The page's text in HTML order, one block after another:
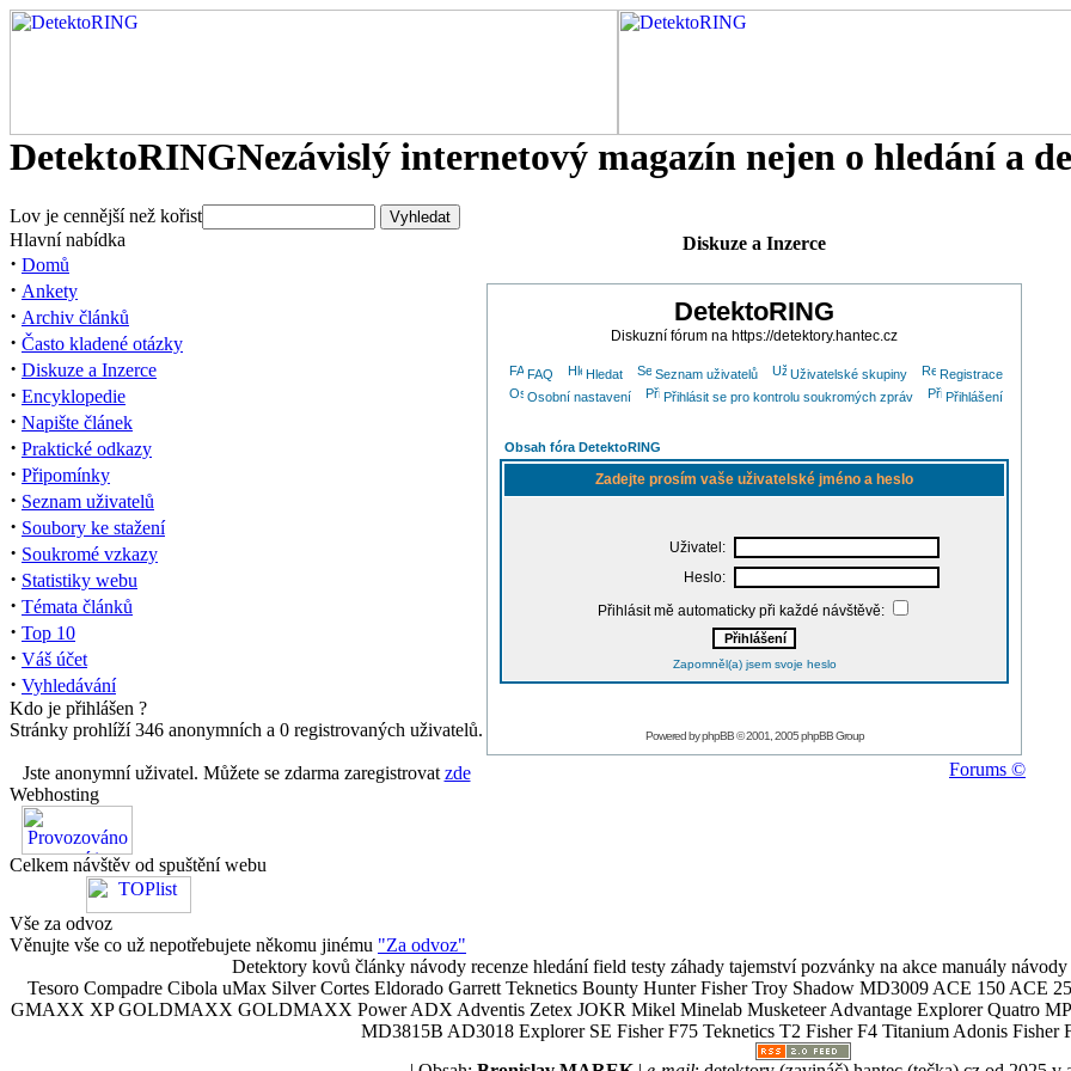
DetektoRINGNezávislý internetový magazín nejen o hledání a
Lov je cennější než kořist
Hlavní nabídka
· Domů
· Ankety
· Archiv článků
· Často kladené otázky
· Diskuze a Inzerce
· Encyklopedie
· Napište článek
· Praktické odkazy
· Připomínky
· Seznam uživatelů
· Soubory ke stažení
· Soukromé vzkazy
· Statistiky webu
· Témata článků
· Top 10
· Váš účet
· Vyhledávání
Kdo je přihlášen ?
Stránky prohlíží 346 anonymních a 0 registrovaných uživatelů.
Jste anonymní uživatel. Můžete se zdarma zaregistrovat zde
Webhosting
Celkem návštěv od spuštění webu
Vše za odvoz
Věnujte vše co už nepotřebujete někomu jinému "Za odvoz"
Diskuze a Inzerce
DetektoRING
Diskuzní fórum na https://detektory.hantec.cz
FAQ Hledat Seznam uživatelů Uživatelské skupiny
Registrace
Osobní nastavení
Přihlásit se pro kontrolu soukromých zpráv Přihlášení
Obsah fóra DetektoRING
Zadejte prosím vaše uživatelské jméno a heslo
Uživatel:
Heslo:
Přihlásit mě automaticky při každé návštěvě:
Zapomněl(a) jsem svoje heslo
Powered byphpBB© 2001, 2005 phpBB Group
Forums ©
Detektory kovů články návody recenze hledání field testy záhady tajemství pozvánky na akce manuály
Tesoro Compadre Cibola uMax Silver Cortes Eldorado Garrett Teknetics Bounty Hunter Fisher Troy Shadow MD3009 ACE 150 ACE
GMAXX XP GOLDMAXX GOLDMAXX Power ADX Adventis Zetex JOKR Mikel Minelab Musketeer Advantage Explorer Quatro
MD3815B AD3018 Explorer SE Fisher F75 Teknetics T2 Fisher F4 Titanium Adonis Fisher